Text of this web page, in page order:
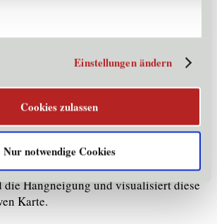
Einstellungen ändern
Cookies zulassen
Nur notwendige Cookies
Software sammelt, verarbeitet
Daten. Mit Hilfe von
künstlicher
Software auch Wechselwirkungen
und den Anbauanlagen fest.
identifiziert werden, welche Sorte in
Daten angepflanzt werden sollte.
zusätzlich standortspezifische
wie die Sonneneinstrahlung, den
die Hangneigung und visualisiert diese
Karte.